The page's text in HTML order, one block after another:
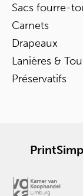
Sacs fourre-
Carnets
Drapeaux
Lanières &
Préservatifs